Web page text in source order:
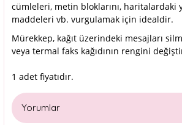
cümleleri, metin bloklarını, haritalardaki
maddeleri vb. vurgulamak için idealdir.
Mürekkep, kağıt üzerindeki mesajları
veya termal faks kağıdının rengini
1 adet fiyatıdır.
Yorumlar